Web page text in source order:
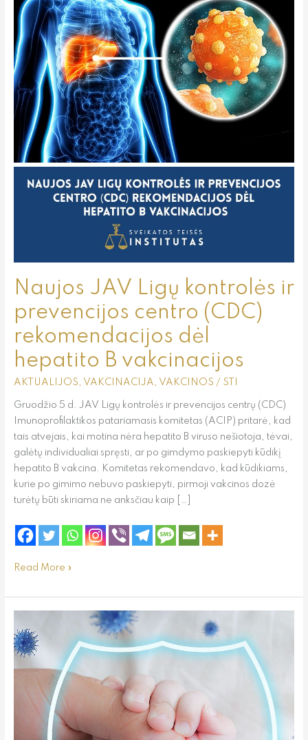
Naujos JAV Ligų kontrolės ir
prevencijos centro (CDC)
rekomendacijos dėl
hepatito B vakcinacijos
AKTUALIJOS, VAKCINACIJA, VAKCINOS / STI
Gruodžio 5 d. JAV Ligų kontrolės ir prevencijos centrų (CDC)
Imunoprofilaktikos patariamasis komitetas (ACIP) pritarė, kad
tais atvejais, kai motina nėra hepatito B viruso nešiotoja, tėvai,
galėtų individualiai spręsti, ar po gimdymo paskiepyti kūdikį
hepatito B vakcina. Komitetas rekomendavo, kad kūdikiams,
kurie po gimimo nebuvo paskiepyti, pirmoji vakcinos dozė
turėtų būti skiriama ne anksčiau kaip […]
kontrolės
prevencijos
centro
(CDC)
rekomendacijos
dėl
hepatito
vakcinacijos
Read More »
vaikų
vakcinacijai